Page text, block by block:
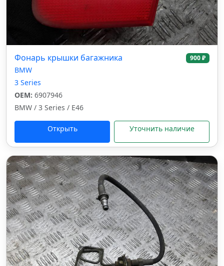
Фонарь крышки багажника 900 ₽
BMW
3 Series
OEM: 6907946
BMW / 3 Series / E46
Открыть Уточнить наличие